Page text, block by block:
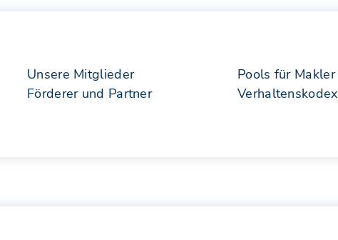
Unsere Mitglieder
Förderer und Partner
Pools für Makler
Verhaltenskodex